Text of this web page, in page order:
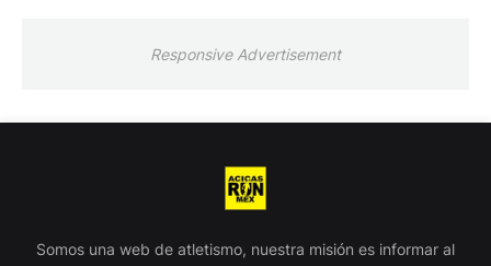
Responsive Advertisement
Somos una web de atletismo, nuestra misión es informar al